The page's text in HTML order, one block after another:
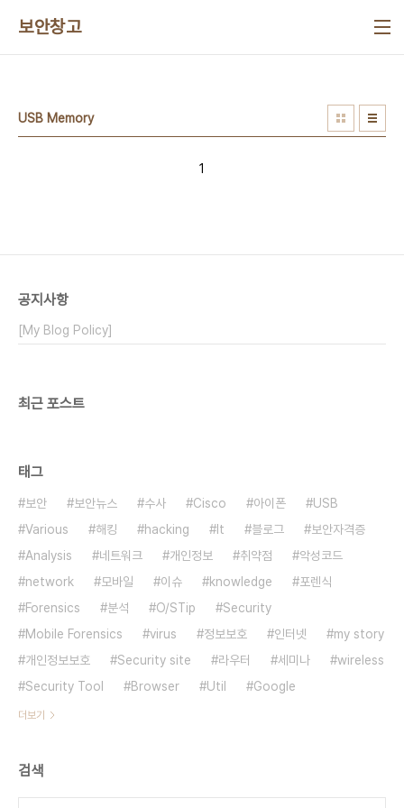
보안창고
USB Memory
1
공지사항
[My Blog Policy]
최근 포스트
태그
보안 보안뉴스 수사 Cisco 아이폰
USB
Various
해킹 hacking It 블로그
보안자격증
Analysis
네트워크 개인정보 취약점
악성코드
network
모바일 이슈 knowledge
포렌식
Forensics
분석 O/STip
Security
Mobile Forensics
virus 정보보호 인터넷
my story
개인정보보호
Security site 라우터 세미나
wireless
Security Tool
Browser Util Google
더보기
검색